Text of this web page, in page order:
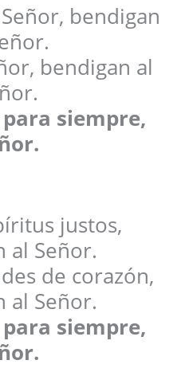
bendigan
bendigan al
siempre,
justos,
al Señor.
de corazón,
al Señor.
siempre,